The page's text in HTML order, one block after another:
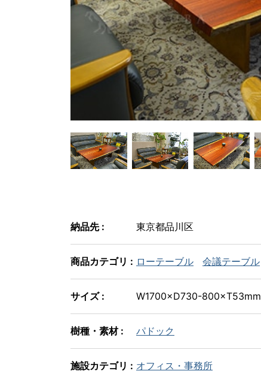
納品先 : 東京都品川区
商品カテゴリ : ローテーブル 会議テーブル
サイズ : W1700×D730-800×T53mm
樹種・素材 : パドック
施設カテゴリ : オフィス・事務所